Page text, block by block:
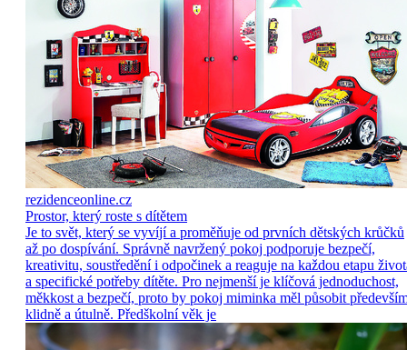
rezidenceonline.cz
Prostor, který roste s dítětem
Je to svět, který se vyvíjí a proměňuje od prvních dětských krůčků
až po dospívání. Správně navržený pokoj podporuje bezpečí,
kreativitu, soustředění i odpočinek a reaguje na každou etapu
a specifické potřeby dítěte. Pro nejmenší je klíčová jednoduchost,
měkkost a bezpečí, proto by pokoj miminka měl působit
klidně a útulně. Předškolní věk je